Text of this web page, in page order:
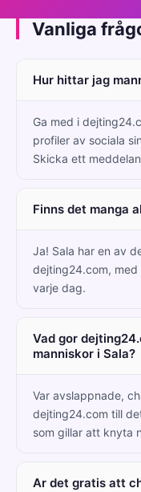
Vanliga
Hur hittar jag
Ga med i
profiler av sociala
Skicka ett
Finns det manga
Ja! Sala har en av
dejting24.com, med
varje dag.
Vad gor
manniskor i Sala?
Var avslappnade,
dejting24.com till
som gillar att knyta
Ar det gratis att